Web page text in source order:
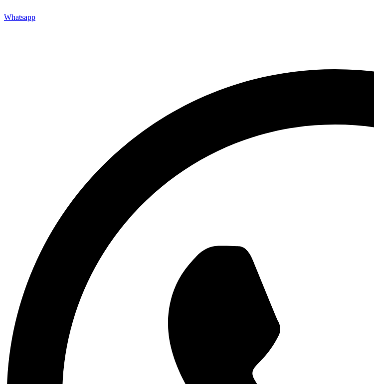
Whatsapp